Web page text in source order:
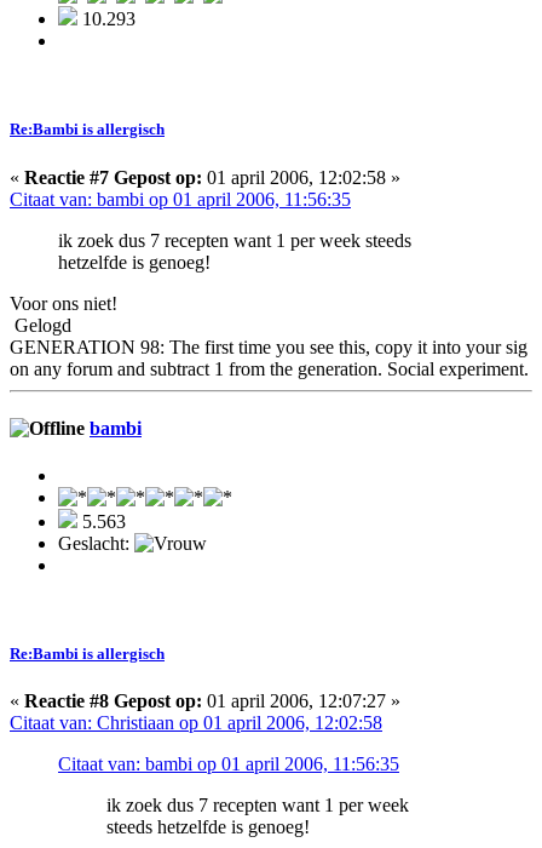
10.293
Re:Bambi is allergisch
« Reactie #7 Gepost op: 01 april 2006, 12:02:58 »
Citaat van: bambi op 01 april 2006, 11:56:35
ik zoek dus 7 recepten want 1 per week steeds
hetzelfde is genoeg!
Voor ons niet!
Gelogd
GENERATION 98: The first time you see this, copy it into your sig
on any forum and subtract 1 from the generation. Social experiment.
bambi
5.563
Geslacht:
Re:Bambi is allergisch
« Reactie #8 Gepost op: 01 april 2006, 12:07:27 »
Citaat van: Christiaan op 01 april 2006, 12:02:58
Citaat van: bambi op 01 april 2006, 11:56:35
ik zoek dus 7 recepten want 1 per week
steeds hetzelfde is genoeg!